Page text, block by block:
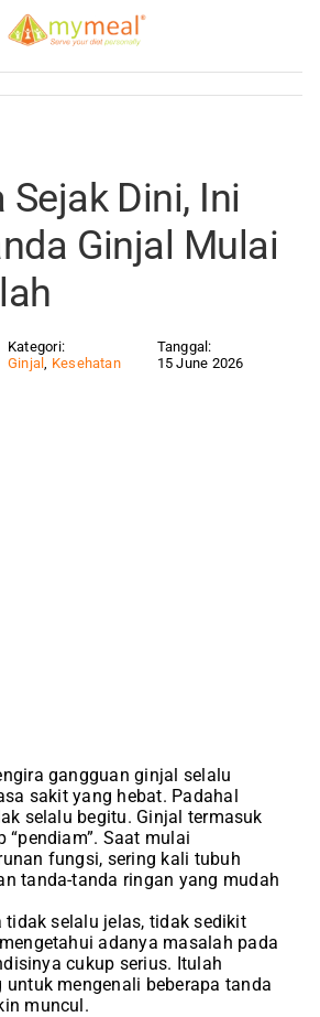
Sejak Dini, Ini
Ginjal Mulai
Kategori:
Ginjal
Kesehatan
Tanggal:
15 June 2026
gangguan ginjal selalu
sakit yang hebat. Padahal
selalu begitu. Ginjal termasuk
“pendiam”. Saat mulai
fungsi, sering kali tubuh
tanda-tanda ringan yang mudah
tidak selalu jelas, tidak sedikit
adanya masalah pada
cukup serius. Itulah
untuk mengenali beberapa tanda
muncul.